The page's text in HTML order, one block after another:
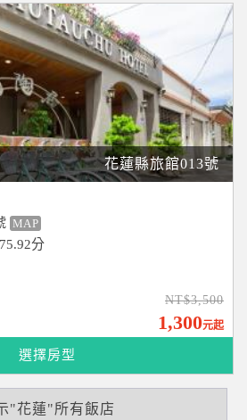
花蓮縣旅館013號
MAP
分
NT$3,500
1,300元起
選擇房型
"花蓮"所有飯店